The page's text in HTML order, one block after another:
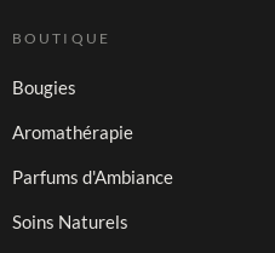
BOUTIQUE
Bougies
Aromathérapie
Parfums d'Ambiance
Soins Naturels